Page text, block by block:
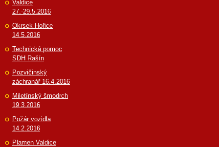
Valdice
27.-29.5.2016
Okrsek Hořice
14.5.2016
Technická pomoc
SDH Rašín
Pozvičinský
záchranář 16.4.2016
Miletínský šmodrch
19.3.2016
Požár vozidla
14.2.2016
Plamen Valdice